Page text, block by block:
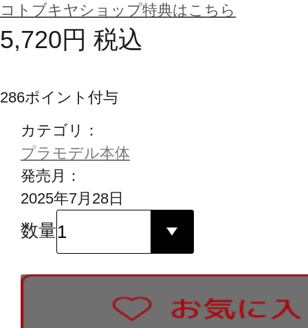
コトブキヤショップ特典はこちら
5,720円 税込
286ポイント付与
カテゴリ：
プラモデル本体
発売月：
2025年7月28日
数量